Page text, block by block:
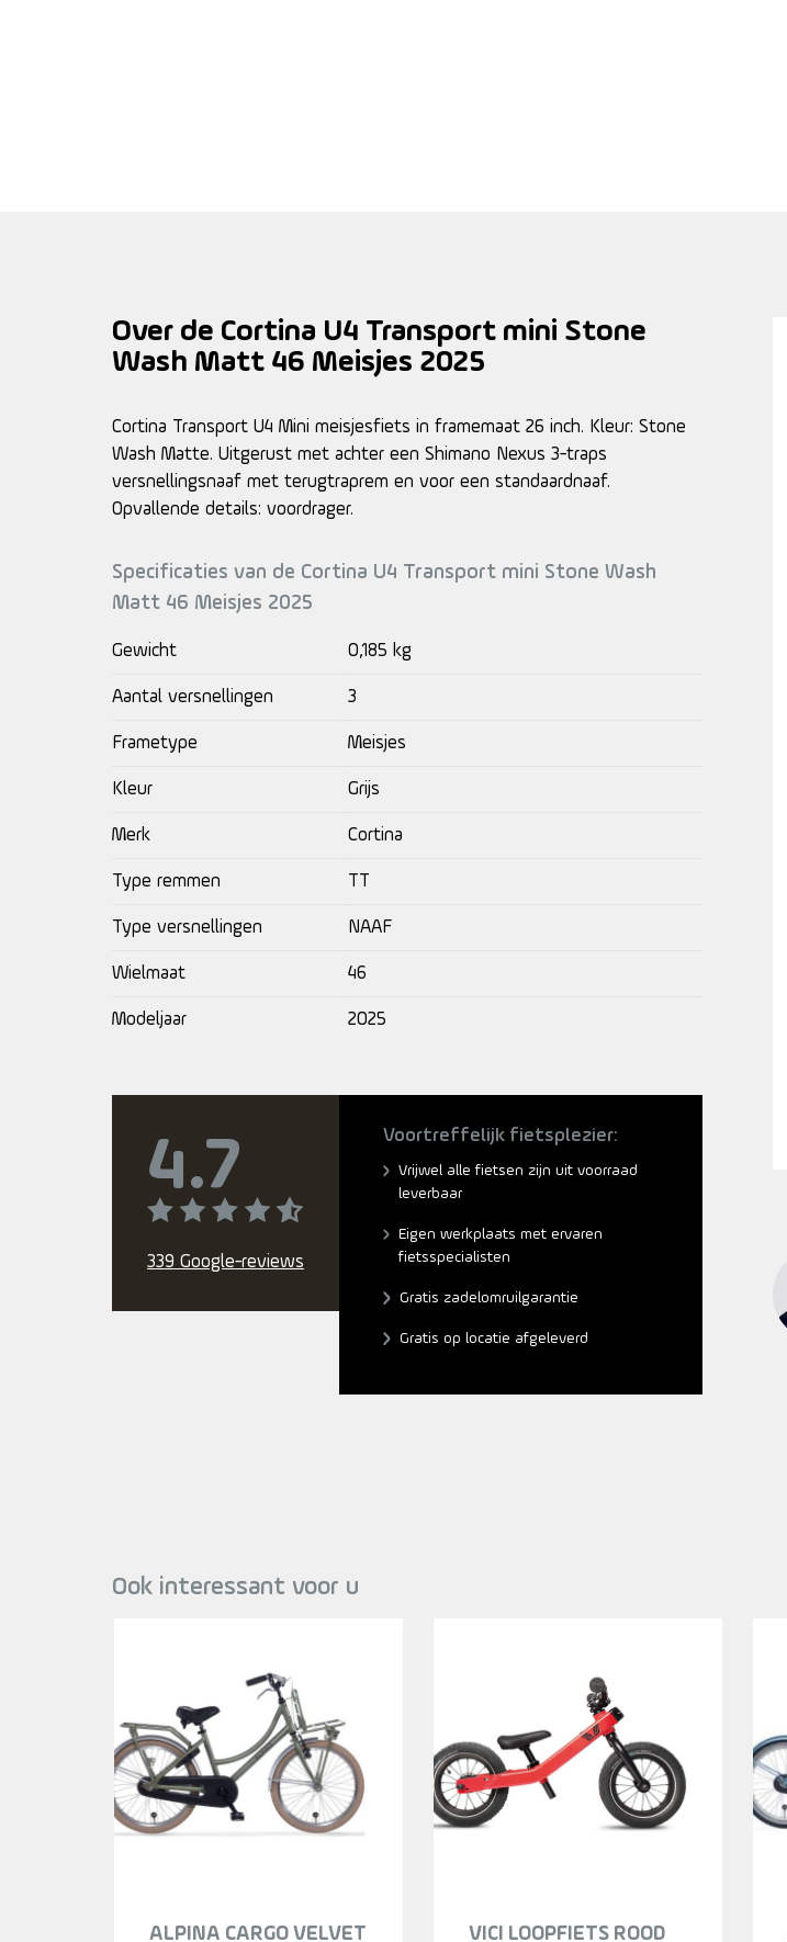
Over de Cortina U4 Transport mini Stone
Wash Matt 46 Meisjes 2025
Cortina Transport U4 Mini meisjesfiets in framemaat 26 inch. Kleur: Stone
Wash Matte. Uitgerust met achter een Shimano Nexus 3-traps
versnellingsnaaf met terugtraprem en voor een standaardnaaf.
Opvallende details: voordrager.
Specificaties van de Cortina U4 Transport mini Stone Wash
Matt 46 Meisjes 2025
Gewicht 0,185 kg
Aantal versnellingen 3
Frametype Meisjes
Kleur Grijs
Merk Cortina
Type remmen TT
Type versnellingen NAAF
Wielmaat 46
Modeljaar 2025
4.7
339 Google-reviews
Voortreffelijk fietsplezier:
Vrijwel alle fietsen zijn uit voorraad
leverbaar
Eigen werkplaats met ervaren
fietsspecialisten
Gratis zadelomruilgarantie
Gratis op locatie afgeleverd
Ook interessant voor u
ALPINA CARGO VELVET VICI LOOPFIETS ROOD